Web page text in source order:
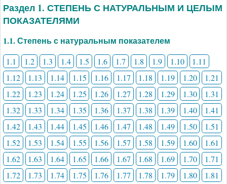
Раздел 1. СТЕПЕНЬ С НАТУРАЛЬНЫМ И ЦЕЛЫМ
ПОКАЗАТЕЛЯМИ
1.1. Степень с натуральным показателем
1.1 1.2 1.3 1.4 1.5 1.6 1.7 1.8 1.9 1.10
1.11
1.12
1.13 1.14 1.15 1.16 1.17 1.18 1.19 1.20
1.21
1.22
1.23 1.24 1.25 1.26 1.27 1.28 1.29 1.30
1.31
1.32
1.33 1.34 1.35 1.36 1.37 1.38 1.39 1.40
1.41
1.42
1.43 1.44 1.45 1.46 1.47 1.48 1.49 1.50
1.51
1.52
1.53 1.54 1.55 1.56 1.57 1.58 1.59 1.60
1.61
1.62
1.63 1.64 1.65 1.66 1.67 1.68 1.69 1.70
1.71
1.72
1.73 1.74 1.75 1.76 1.77 1.78 1.79 1.80
1.81